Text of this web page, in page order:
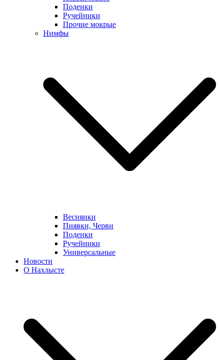
Поденки
Ручейники
Прочие мокрые
Нимфы
Веснянки
Пиявки, Черви
Поденки
Ручейники
Универсальные
Новости
О Нахлысте